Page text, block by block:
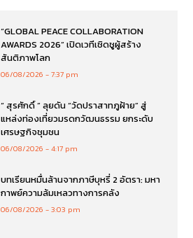
“GLOBAL PEACE COLLABORATION
AWARDS 2026” เปิดเวทีเชิดชูผู้สร้าง
สันติภาพโลก
06/08/2026 7:37 pm
“ สุรศักดิ์ ” ลุยดัน “วัดปราสาทภูฝ้าย” สู่
แหล่งท่องเที่ยวมรดกวัฒนธรรม ยกระดับ
เศรษฐกิจชุมชน
06/08/2026 4:17 pm
บทเรียนหมื่นล้านจากภาษีบุหรี่ 2 อัตรา: มหา
กาพย์ความล้มเหลวทางการคลัง
06/08/2026 3:03 pm